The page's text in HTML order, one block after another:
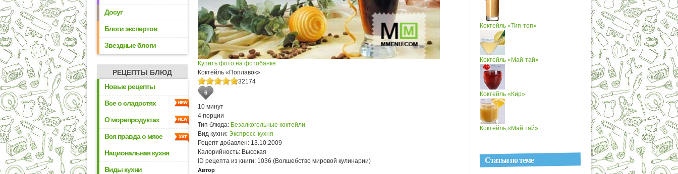
Досуг
Блоги экспертов
Звездные блоги
РЕЦЕПТЫ БЛЮД
Новые рецепты
Все о сладостях
О морепродуктах
Вся правда о мясе
Национальная кухня
Виды кухни
Купить фото на фотобанке
Коктейль «Поплавок»
32174
6
10 минут
4 порции
Тип блюда: Безалкогольные коктейли
Вид кухни: Экспресс-кухня
Рецепт добавлен: 13.10.2009
Калорийность: Высокая
ID рецепта из книги: 1036 (Волшебство мировой кулинарии)
Автор
Коктейль «Тип-топ»
Коктейль «Май-тай»
Коктейль «Кир»
Коктейль «Май тай»
Статьи по теме